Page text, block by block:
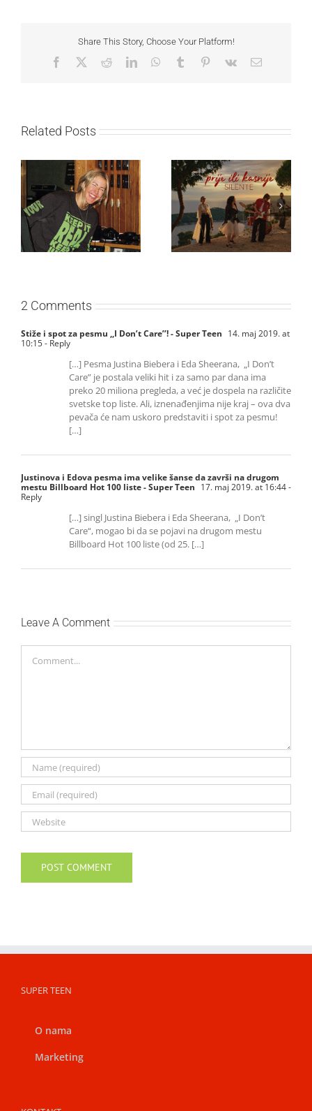
Share This Story, Choose Your Platform!
Facebook RedditLinkedInWhatsApp
Tumblr Pinterest
Vk Email
Related Posts
Ellie Goulding otkriva
nežniju stranu novim
singlom „4 Seasons“
Silente objavio novi
singl “Prije ili kasnije”
2 Comments
Stiže i spot za pesmu ,,I Don’t Care’’! - Super Teen 14. maj 2019. at
10:15- Reply
[…] Pesma Justina Biebera i Eda Sheerana, „I Don’t
Care” je postala veliki hit i za samo par dana ima
preko 20 miliona pregleda, a već je dospela na različite
svetske top liste. Ali, iznenađenjima nije kraj – ova dva
pevača će nam uskoro predstaviti i spot za pesmu!
[…]
Justinova i Edova pesma ima velike šanse da završi na drugom
mestu Billboard Hot 100 liste - Super Teen 17. maj 2019. at 16:44-
Reply
[…] singl Justina Biebera i Eda Sheerana, „I Don’t
Care“, mogao bi da se pojavi na drugom mestu
Billboard Hot 100 liste (od 25. […]
Leave A Comment
SUPER TEEN
O nama
Marketing